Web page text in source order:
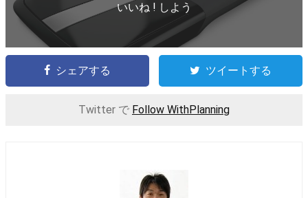
いいね ! しよう
シェアする ツイートする
Twitter で Follow WithPlanning